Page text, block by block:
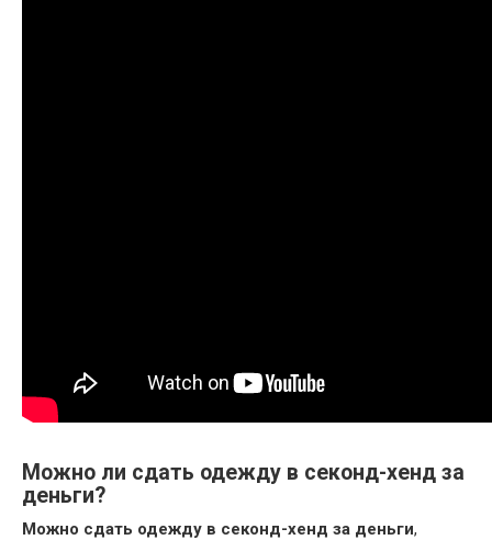
Можно ли сдать одежду в секонд-хенд за
деньги?
Можно сдать одежду в секонд-хенд за деньги,